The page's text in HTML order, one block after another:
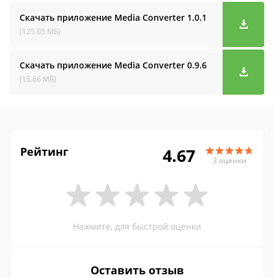
Скачать приложение Media Converter 1.0.1
(125.05 МБ)
Скачать приложение Media Converter 0.9.6
(15.66 МБ)
Рейтинг 4.67 3 оценки
Нажмите, для быстрой оценки
Оставить отзыв